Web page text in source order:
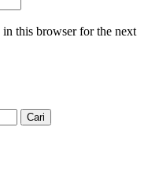
in this browser for the next